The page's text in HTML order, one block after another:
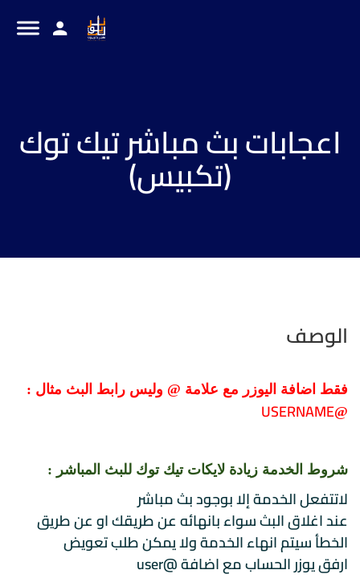
اعجابات بث مباشر تيك توك
(تكبيس)
الوصف
فقط اضافة اليوزر مع علامة @ وليس رابط البث مثال :
@
USERNAME
شروط الخدمة زيادة لايكات تيك توك للبث المباشر :
لاتتفعل الخدمة إلا بوجود بث مباشر
عند اغلاق البث سواء بانهائه عن طريقك او عن طريق
الخطأ سيتم انهاء الخدمة ولا يمكن طلب تعويض
ارفق يوزر الحساب مع اضافة @user